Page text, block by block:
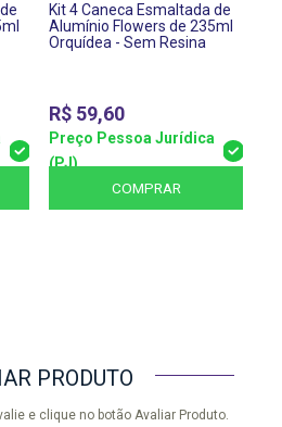
Kit 4 Caneca Esmaltada de
Alumínio Flowers de 235ml
Orquídea - Sem Resina
R$ 59,60
Preço Pessoa Jurídica
(PJ)
COMPRAR
PRODUTO
e clique no botão Avaliar Produto.